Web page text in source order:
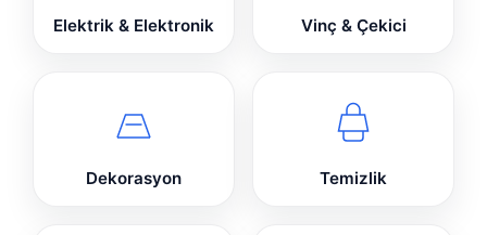
Elektrik & Elektronik Vinç & Çekici
Dekorasyon Temizlik